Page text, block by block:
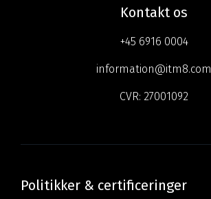
Kontakt os
+45 6916 0004
information@itm8.com
CVR: 27001092
Politikker & certificeringer